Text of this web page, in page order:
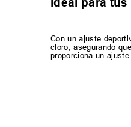
Con un ajuste
cloro, asegurando
proporciona un